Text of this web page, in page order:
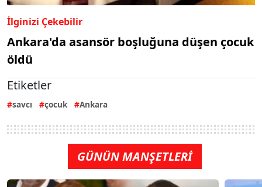
İlginizi Çekebilir
Ankara'da asansör boşluğuna düşen çocuk
öldü
Etiketler
savcı çocuk Ankara
GÜNÜN MANŞETLERİ